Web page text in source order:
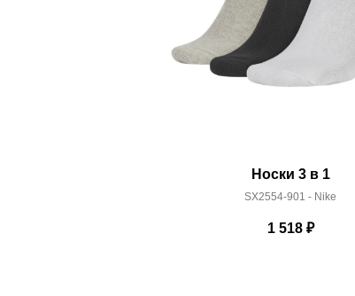
Носки 3 в 1
SX2554-901 - Nike
1 518₽